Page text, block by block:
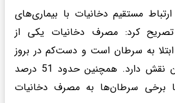
مستقیم دخانیات با بیماری‌های
کرد: مصرف دخانیات یکی از
به سرطان است و دست‌کم در بروز
35 تا 40 نوع سرطان نقش دارد. همچنین حدود 51 درصد
برخی سرطان‌ها به مصرف دخانیات